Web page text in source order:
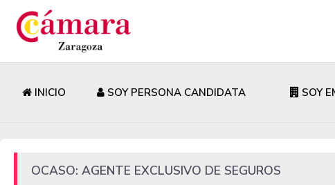
INICIO SOY PERSONA CANDIDATA SOY
OCASO: AGENTE EXCLUSIVO DE SEGUROS